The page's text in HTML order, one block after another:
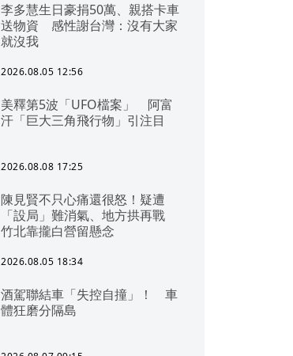
李多慧生日豪捐50萬、親搭卡車
送物資 感性謝台灣：沒有大家
就沒我
2026.08.05 12:56
美釋第5波「UFO檔案」 阿富
汗「巨大三角飛行物」引注目
2026.08.08 17:25
陳見賢不只心痛還很怒！疑遭
「設局」難消氣、地方拱再戰
竹北靠攏白營留懸念
2026.08.05 18:34
酒駕聯結車「失控自撞」！ 車
體狂磨分隔島